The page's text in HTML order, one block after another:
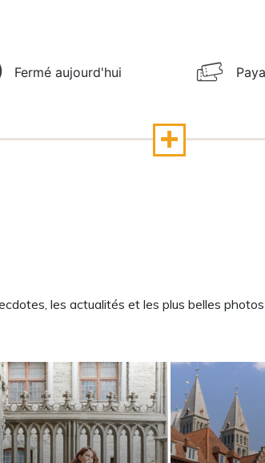
Fermé aujourd'hui
les actualités et les plus belles